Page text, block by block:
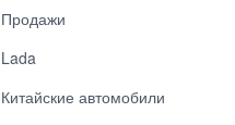
Продажи
Lada
Китайские автомобили